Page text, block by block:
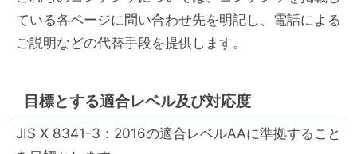
ている各ページに問い合わせ先を明記し、電話による
ご説明などの代替手段を提供します。
目標とする適合レベル及び対応度
JIS X 8341-3：2016の適合レベルAAに準拠すること